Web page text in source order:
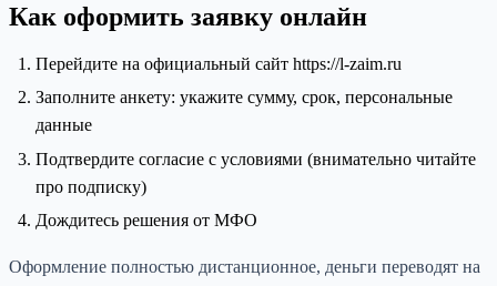
Как оформить заявку онлайн
Перейдите на официальный сайт https://l-zaim.ru
Заполните анкету: укажите сумму, срок, персональные
данные
Подтвердите согласие с условиями (внимательно читайте
про подписку)
Дождитесь решения от МФО
Оформление полностью дистанционное, деньги переводят на